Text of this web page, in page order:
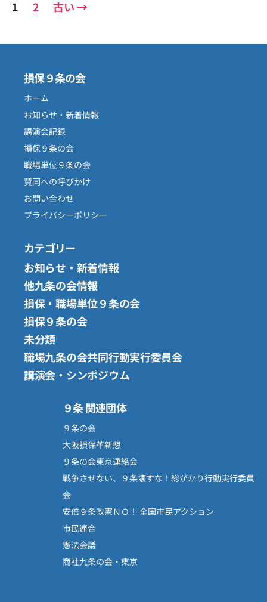
の
ペ
ー
ジ
送
り
1 2 古い→
損保９条の会
ホーム
お知らせ・新着情報
講演会記録
損保９条の会
職場単位９条の会
賛同への呼びかけ
お問い合わせ
プライバシーポリシー
カテゴリー
お知らせ・新着情報
他九条の会情報
損保・職場単位９条の会
損保９条の会
未分類
職場九条の会共同行動実行委員会
講演会・シンポジウム
９条 関連団体
９条の会
大阪損保革新懇
９条の会東京連絡会
戦争させない、９条壊すな！総がかり行動実行委員
会
安倍９条改憲ＮＯ！ 全国市民アクション
市民連合
憲法会議
商社九条の会・東京